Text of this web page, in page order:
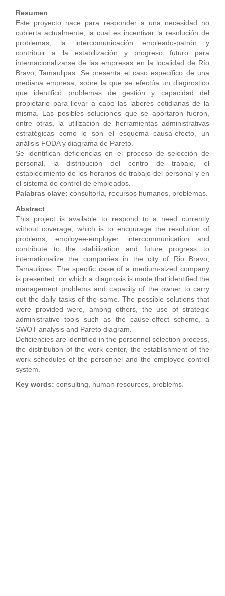
Resumen
Este proyecto nace para responder a una necesidad no
cubierta actualmente, la cual es incentivar la resolución de
problemas, la intercomunicación empleado-patrón y
contribuir a la estabilización y progreso futuro para
internacionalizarse de las empresas en la localidad de Río
Bravo, Tamaulipas. Se presenta el caso específico de una
mediana empresa, sobre la que se efectúa un diagnostico
que identificó problemas de gestión y capacidad del
propietario para llevar a cabo las labores cotidianas de la
misma. Las posibles soluciones que se aportaron fueron,
entre otras, la utilización de herramientas administrativas
estratégicas como lo son el esquema causa-efecto, un
análisis FODA y diagrama de Pareto.
Se identifican deficiencias en el proceso de selección de
personal, la distribución del centro de trabajo, el
establecimiento de los horarios de trabajo del personal y en
el sistema de control de empleados.
Palabras clave: consultoría, recursos humanos, problemas.
Abstract
This project is available to respond to a need currently
without coverage, which is to encourage the resolution of
problems, employee-employer intercommunication and
contribute to the stabilization and future progress to
internationalize the companies in the city of Rio Bravo,
Tamaulipas. The specific case of a medium-sized company
is presented, on which a diagnosis is made that identified the
management problems and capacity of the owner to carry
out the daily tasks of the same. The possible solutions that
were provided were, among others, the use of strategic
administrative tools such as the cause-effect scheme, a
SWOT analysis and Pareto diagram.
Deficiencies are identified in the personnel selection process,
the distribution of the work center, the establishment of the
work schedules of the personnel and the employee control
system.
Key words: consulting, human resources, problems.